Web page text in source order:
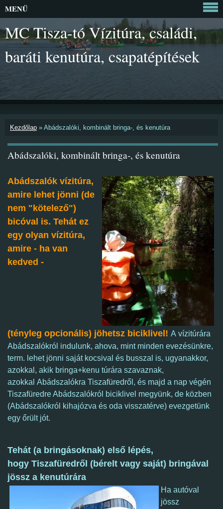
MC Tisza-tó Vízitúra, családi,
baráti kenutúra, csapatépítések
Kezdőlap » Abádszalóki, kombinált bringa-, és kenutúra
Abádszalóki, kombinált bringa-, és kenutúra
Abádszalók vízitúra,
amire lehet jönni (de
nem "kötelező")
bicóval is. Tehát ez
egy olyan vízitúra,
amire - ha van
kedved -
(tényleg opcionális) jöhetsz biciklivel! A vízitúrára
Abádszalókról indulunk, ahova, mint minden evezésünkre,
term. lehet jönni saját kocsival és busszal is, ugyanakkor,
azokkal, akik bringa+kenu túrára szavaznak,
azokkal Abádszalókra Tiszafüredről, és majd a nap végén
Tiszafüredre Abádszalókról biciklivel megyünk, de közben
(Abádszalókról kihajózva és oda visszatérve) evezgetünk
egy őrült jót.
Tehát (a bringásoknak) első lépés,
hogy Tiszafüredről (bérelt vagy saját) bringával
jössz a kenutúrára
Ha autóval
jössz
MENÜ